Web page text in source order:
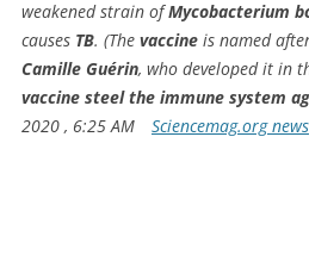
weakened strain ofMycobacterium
causes TB. (The vaccine is named
Camille Guérin, who developed it in
vaccine steel the immune system
2020 , 6:25 AM Sciencemag.org news